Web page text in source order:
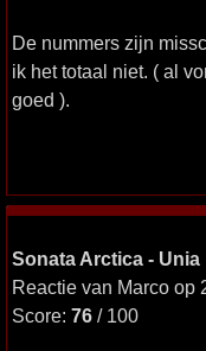
De nummers zijn
ik het totaal niet. ( al
goed ).
Sonata Arctica - Unia
Reactie van Marco op
Score: 76 / 100